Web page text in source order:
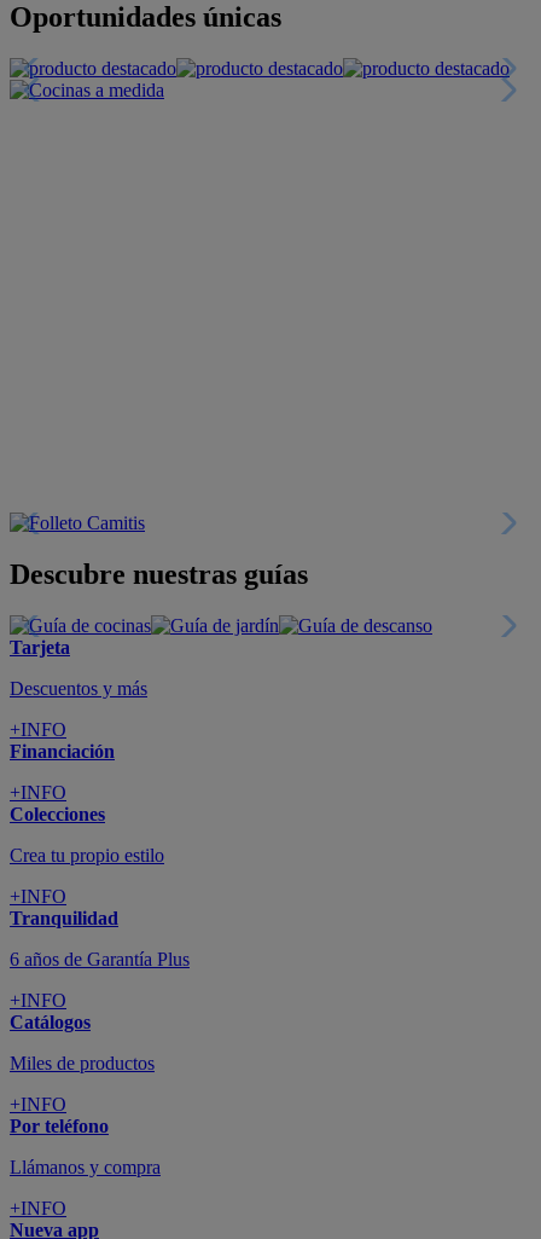
Oportunidades únicas
Descubre nuestras guías
Tarjeta
Descuentos y más
+INFO
Financiación
+INFO
Colecciones
Crea tu propio estilo
+INFO
Tranquilidad
6 años de Garantía Plus
+INFO
Catálogos
Miles de productos
+INFO
Por teléfono
Llámanos y compra
+INFO
Nueva app